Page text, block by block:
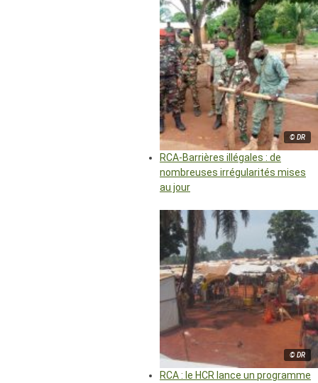
© DR
RCA-Barrières illégales : de
nombreuses irrégularités mises
au jour
© DR
RCA : le HCR lance un programme